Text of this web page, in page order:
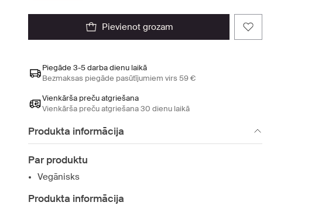
pievienot grozam
Piegāde 3-5 darba dienu laikā
Bezmaksas piegāde pasūtījumiem virs 59 €
Vienkārša preču atgriešana
Vienkārša preču atgriešana 30 dienu laikā
Produkta informācija
Par produktu
Vegānisks
Produkta informācija